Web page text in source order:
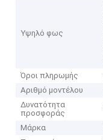
Υψηλό φως
Όροι πληρωμής
Αριθμό μοντέλου
Δυνατότητα
προσφοράς
Μάρκα